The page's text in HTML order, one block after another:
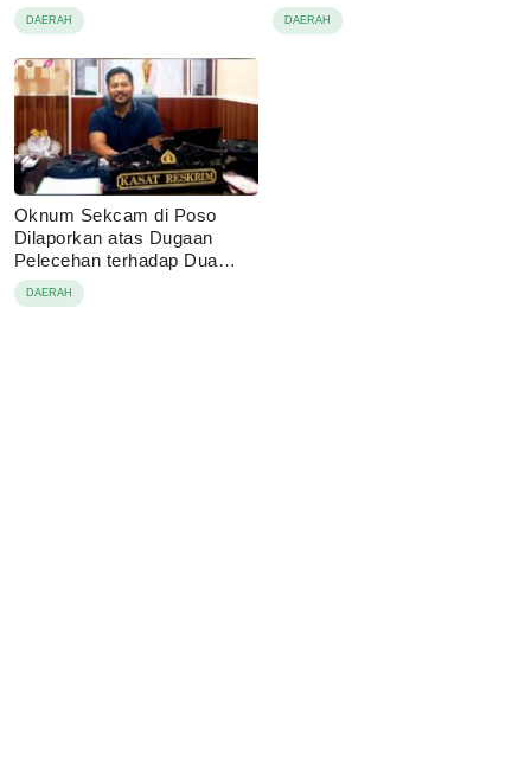
DAERAH DAERAH
Oknum Sekcam di Poso
Dilaporkan atas Dugaan
Pelecehan terhadap Dua
Anak di Bawah Umur
DAERAH